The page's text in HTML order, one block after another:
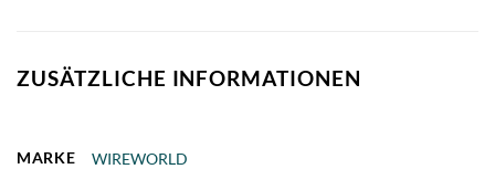
ZUSÄTZLICHE INFORMATIONEN
MARKE WIREWORLD